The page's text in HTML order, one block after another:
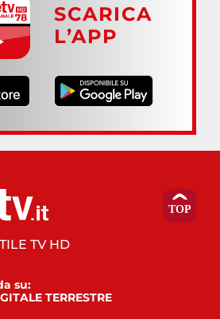
SCARICA
L’APP
TV HD
su:
TERRESTRE